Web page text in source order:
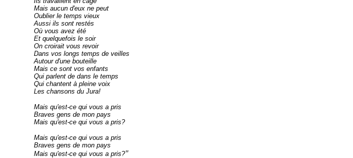
Mais aucun d'eux ne peut
Oublier le temps vieux
Aussi ils sont restés
Où vous avez été
Et quelquefois le soir
On croirait vous revoir
Dans vos longs temps de veilles
Autour d'une bouteille
Mais ce sont vos enfants
Qui parlent de dans le temps
Qui chantent à pleine voix
Les chansons du Jura!
Mais qu'est-ce qui vous a pris
Braves gens de mon pays
Mais qu'est-ce qui vous a pris?
Mais qu'est-ce qui vous a pris
Braves gens de mon pays
Mais qu'est-ce qui vous a pris?"